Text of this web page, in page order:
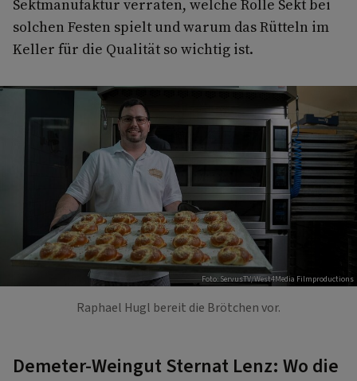
Sektmanufaktur verraten, welche Rolle Sekt bei
solchen Festen spielt und warum das Rütteln im
Keller für die Qualität so wichtig ist.
Foto: ServusTV/West4Media Filmproductions
Raphael Hugl bereit die Brötchen vor.
Demeter-Weingut Sternat Lenz: Wo die